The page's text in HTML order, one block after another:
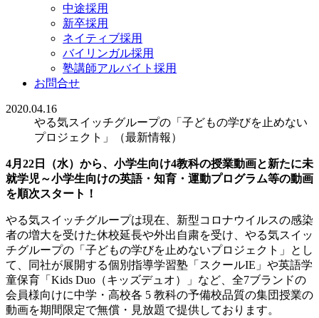
中途採用
新卒採用
ネイティブ採用
バイリンガル採用
塾講師アルバイト採用
お問合せ
2020.04.16
やる気スイッチグループの「子どもの学びを止めない
プロジェクト」（最新情報）
4月22日（水）から、小学生向け4教科の授業動画と新たに未
就学児～小学生向けの英語・知育・運動プログラム等の動画
を順次スタート！
やる気スイッチグループは現在、新型コロナウイルスの感染
者の増大を受けた休校延長や外出自粛を受け、やる気スイッ
チグループの「子どもの学びを止めないプロジェクト」とし
て、同社が展開する個別指導学習塾「スクールIE」や英語学
童保育「Kids Duo（キッズデュオ）」など、全7ブランドの
会員様向けに中学・⾼校各 5 教科の予備校品質の集団授業の
動画を期間限定で無償・⾒放題で提供しております。